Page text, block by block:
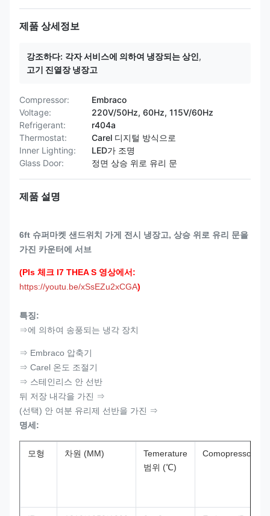
제품 상세정보
강조하다: 각자 서비스에 의하여 냉장되는 상인,
고기 진열장 냉장고
Compressor:
Embraco
Voltage:
220V/50Hz, 60Hz, 115V/60Hz
Refrigerant:
r404a
Thermostat:
Carel 디지털 방식으로
Inner Lighting:
LED가 조명
Glass Door:
정면 상승 위로 유리 문
제품 설명
6ft 슈퍼마켓 샌드위치 가게 전시 냉장고, 상승 위로 유리 문을
가진 카운터에 서브
(Pls 체크 I7 THEA S 영상에서:
https://youtu.be/xSsEZu2xCGA)
특징:
⇒에 의하여 송풍되는 냉각 장치
⇒ Embraco 압축기
⇒ Carel 온도 조절기
⇒ 스테인리스 안 선반
뒤 저장 내각을 가진 ⇒
(선택) 안 여분 유리제 선반을 가진 ⇒
명세:
모형 차원 (MM)
Temerature
범위 (℃)
Comopressor